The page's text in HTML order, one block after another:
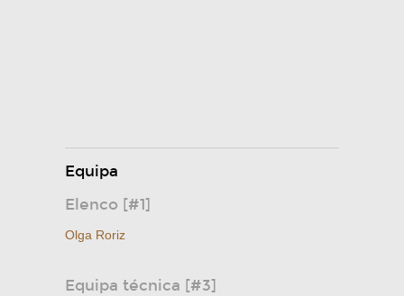
Equipa
Elenco [#1]
Olga Roriz
Equipa técnica [#3]